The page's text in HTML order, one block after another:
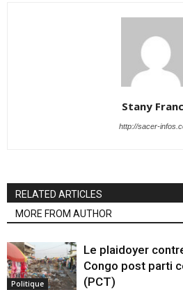
Stany
http://sacer-
RELATED ARTICLES
MORE FROM AUTHOR
Politique
Le plaidoyer
Congo post parti
(PCT)